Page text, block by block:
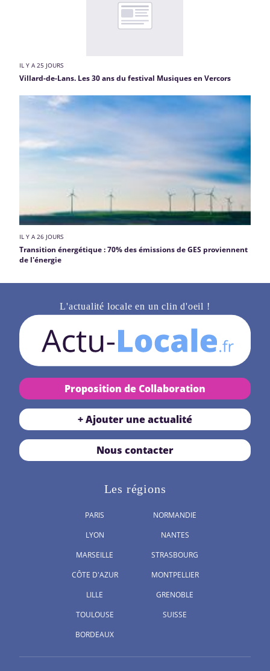
IL Y A 25 JOURS
Villard-de-Lans. Les 30 ans du festival Musiques en Vercors
IL Y A 26 JOURS
Transition énergétique : 70% des émissions de GES proviennent
de l'énergie
L'actualité locale en un clin d'oeil !
Proposition de Collaboration
+ Ajouter une actualité
Nous contacter
Les régions
PARIS
LYON
MARSEILLE
CÔTE D'AZUR
LILLE
TOULOUSE
BORDEAUX
NORMANDIE
NANTES
STRASBOURG
MONTPELLIER
GRENOBLE
SUISSE